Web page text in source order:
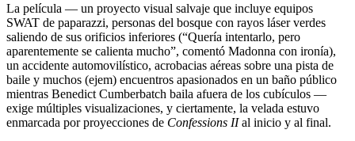
La película — un proyecto visual salvaje que incluye equipos
SWAT de paparazzi, personas del bosque con rayos láser verdes
saliendo de sus orificios inferiores (“Quería intentarlo, pero
aparentemente se calienta mucho”, comentó Madonna con ironía),
un accidente automovilístico, acrobacias aéreas sobre una pista de
baile y muchos (ejem) encuentros apasionados en un baño público
mientras Benedict Cumberbatch baila afuera de los cubículos —
exige múltiples visualizaciones, y ciertamente, la velada estuvo
enmarcada por proyecciones de Confessions IIal inicio y al final.